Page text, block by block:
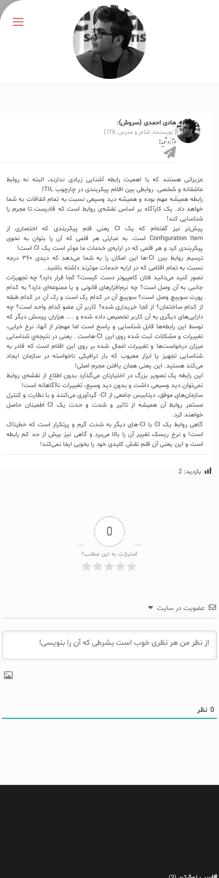
هادی احمدی (سروش):
[ نویسنده، شاعر و مدرس ITIL ]
پوآرو شوید!
عزیزانی هستند که با اهمیت رابطه آشنایی زیادی ندارند، البته نه روابط
عاشقانه و شخصی. روابطی بین اقلام پیکربندی در چارچوب ITIL
رابطه همیشه مهم بوده و همیشه دید وسیعی نسبت به تمام اتفاقات به شما
خواهد داد. یک کارآگاه بر اساس نقشه‌ی روابط است که قادرست تا مجرم را
شناسایی کند!
پیش‌تر نیز گفته‌ام که یک CI یعنی قلم پیکربندی که اختصاری از
Configuration Item است. به عبارتی هر قلمی که آن را بتوان به نحوی
پیکربندی کرد و هر قلمی که در ارایه‌ی خدمات ما موثر است یک CI است!
ترسیم روابط بین CI-ها این امکان را به شما می‌دهد که دیدی ۳۶۰ درجه
نسبت به تمام اقلامی که در ارایه خدمات موثرند داشته باشید.
تصور کنید می‌دانید فلان کامپیوتر دست کیست؟ کجا قرار دارد؟ چه تجهیزات
جانبی به آن وصل است؟ چه نرم‌افزارهای قانونی و یا ممنوعه‌ای دارد؟ به کدام
پورت سوییچ وصل است؟ سوییچ آن در کدام رک است و رک آن در کدام طبقه
از کدام ساختمان؟ از کجا خریداری شده؟ کاربر آن عضو کدام واحد است؟ چه
دارایی‌های دیگری به آن کاربر تخصیص داده شده و .... هزاران پرسش دیگر که
توسط این رابطه‌ها قابل شناسایی و پاسخ است اما مهم‌تر از آنها، نرخ خرابی،
تغییرات و مشکلات ثبت شده روی این CI-هاست . یعنی در نتیجه‌ي شناسایی
میزان درخواست‌ها و تغییرات اعمال شده بر روی این اقلام است که قادر به
شناسایی تجهیز یا ابزار معیوب که بار ترافیکی ناخواسته در سازمان ایجاد
می‌کند هستید. این یعنی همان یافتن مجرم اصلی!
این رابطه یک تصویر بزرگ در اختیارتان می‌گذارد بدون اطلاع از نقشه‌ی روابط
نمی‌توان دید وسیعی داشت و بدون دید وسیع، تغییرات ناآگاهانه است!
سازمان‌های موفق، دیتابیس جامعی از CI- گردآوری می‌کنند و با نظارت و کنترل
مستمر روابط آن همیشه از تاثیر و شدت و حدت یک CI اطمینان حاصل
خواهند کرد.
گاهی روابط یک CI‌ با CI-های دیگر به شدت گرم و پرتکرار است که خطرناک
است! و نرخ ریسک تغییر آن را بالا می‌برد و گاهی نیز بیش از حد کم رابطه
است و این یعنی آن قلم نقش کلیدی خود را بخوبی ایفا نمی‌کند!
بازدید: 2
0
امتیازت به این مطلب؟
عضویت در سایت
0 نظر